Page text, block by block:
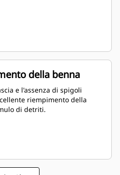
della benna
e l'assenza di spigoli
riempimento della
di detriti.